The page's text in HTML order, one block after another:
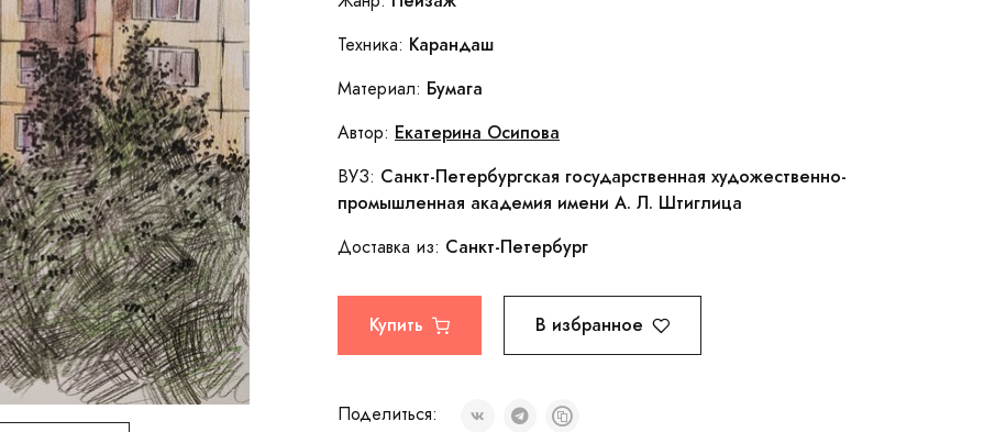
Техника: Карандаш
Материал: Бумага
Автор: Екатерина Осипова
ВУЗ: Санкт-Петербургская государственная художественно-
промышленная академия имени А. Л. Штиглица
Доставка из: Санкт-Петербург
Купить В избранное
Поделиться: